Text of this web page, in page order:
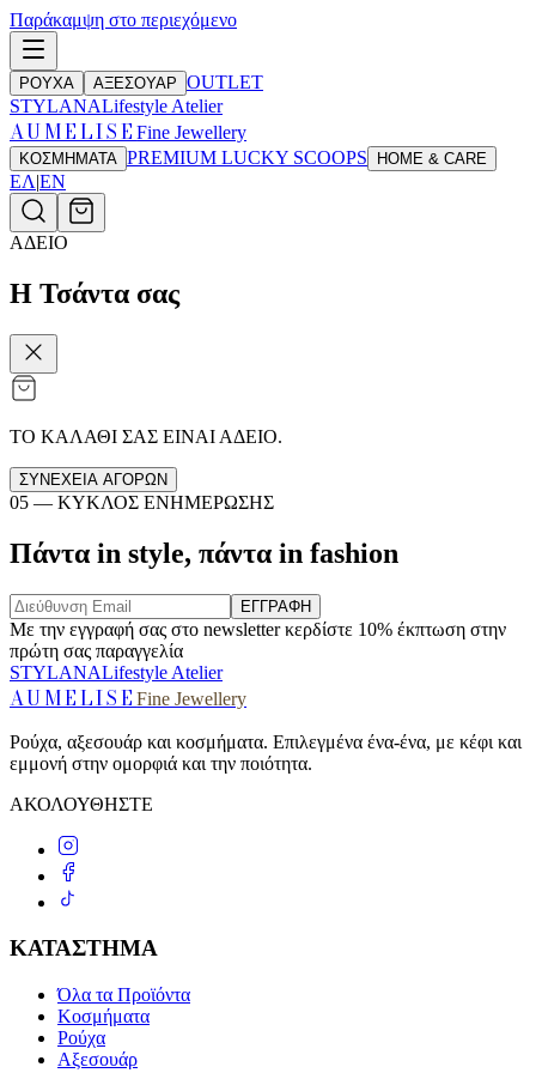
Παράκαμψη στο περιεχόμενο
ΡΟΥΧΑ ΑΞΕΣΟΥΑΡ OUTLET
STYLANALifestyle Atelier
AUMELISEFine Jewellery
ΚΟΣΜΗΜΑΤΑ PREMIUM LUCKY SCOOPS HOME & CARE
ΕΛ|EN
ΑΔΕΙΟ
Η Τσάντα σας
ΤΟ ΚΑΛΑΘΙ ΣΑΣ ΕΙΝΑΙ ΑΔΕΙΟ.
ΣΥΝΕΧΕΙΑ ΑΓΟΡΩΝ
05 — ΚΥΚΛΟΣ ΕΝΗΜΕΡΩΣΗΣ
Πάντα in style, πάντα in fashion
ΕΓΓΡΑΦΗ
Με την εγγραφή σας στο newsletter κερδίστε 10% έκπτωση στην
πρώτη σας παραγγελία
STYLANALifestyle Atelier
AUMELISEFine Jewellery
Ρούχα, αξεσουάρ και κοσμήματα. Επιλεγμένα ένα-ένα, με κέφι και
εμμονή στην ομορφιά και την ποιότητα.
ΑΚΟΛΟΥΘΗΣΤΕ
ΚΑΤΑΣΤΗΜΑ
Όλα τα Προϊόντα
Κοσμήματα
Ρούχα
Αξεσουάρ